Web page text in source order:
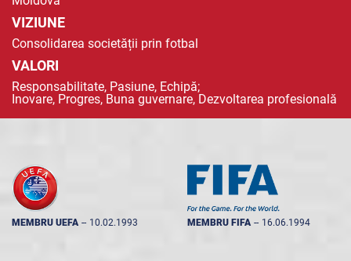
VIZIUNE
Consolidarea societății prin fotbal
VALORI
Responsabilitate, Pasiune, Echipă;
Inovare, Progres, Buna guvernare, Dezvoltarea profesională
MEMBRU UEFA -- 10.02.1993 MEMBRU FIFA -- 16.06.1994